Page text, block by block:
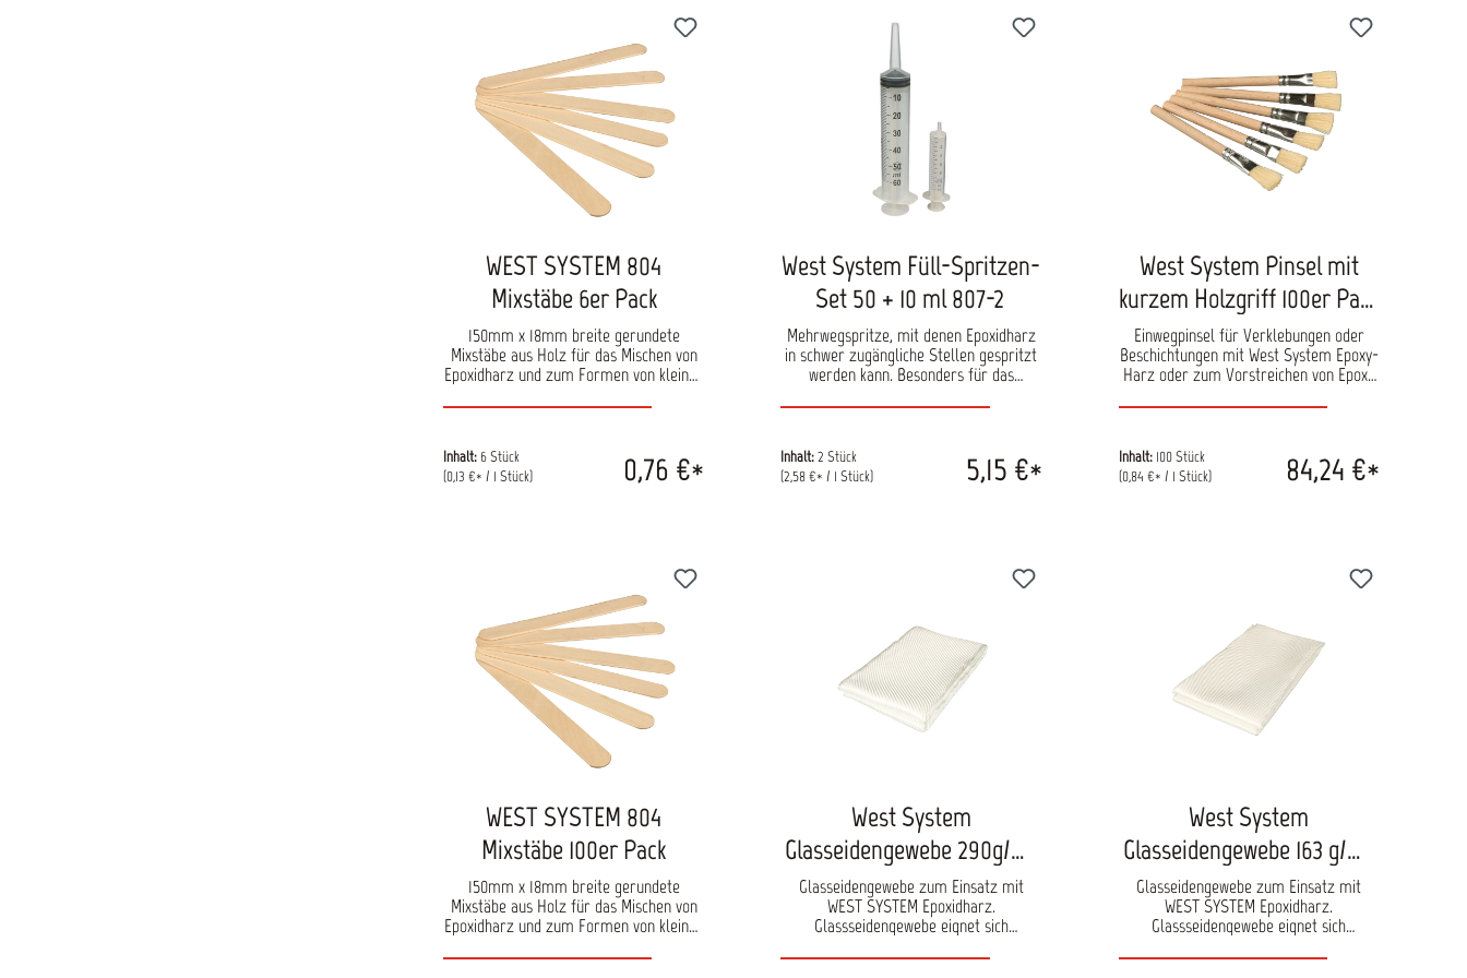
WEST SYSTEM 804
Mixstäbe 6er Pack
150mm x 18mm breite gerundete
Mixstäbe aus Holz für das Mischen von
Epoxidharz und zum Formen von kleinen
Inhalt: 6 Stück
(0,13 €* / 1 Stück)
0,76 €*
West System Füll-Spritzen-
Set 50 + 10 ml 807-2
Mehrwegspritze, mit denen Epoxidharz
in schwer zugängliche Stellen gespritzt
werden kann. Besonders für das
Sperrholzreparaturen geeignet.
Mengen Harz und Härter geeignet.
Achtung: mit Silikoneinsatz, nicht für
Inhalt:2 Stück
(2,58 €* / 1 Stück)
5,15 €*
West System Pinsel mit
kurzem Holzgriff 100er Pack
803-100
Einwegpinsel für Verklebungen oder
Beschichtungen mit West System Epoxy-
Harz oder zum Vorstreichen von Epoxy
Inhalt: 100 Stück
(0,84 €* / 1 Stück)
84,24 €*
WEST SYSTEM 804
Mixstäbe 100er Pack
150mm x 18mm breite gerundete
Mixstäbe aus Holz für das Mischen von
Epoxidharz und zum Formen von kleinen
West System
Glasseidengewebe 290g/m²
743
Glasseidengewebe zum Einsatz mit
WEST SYSTEM Epoxidharz.
Glassseidengewebe eignet sich
Faserverbundlaminaten und die
West System
Glasseidengewebe 163 g/m²
741
Glasseidengewebe zum Einsatz mit
WEST SYSTEM Epoxidharz.
Glassseidengewebe eignet sich
Faserverbundlaminaten und die